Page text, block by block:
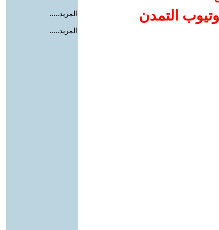
التمدن
المزيد.....
المزيد.....